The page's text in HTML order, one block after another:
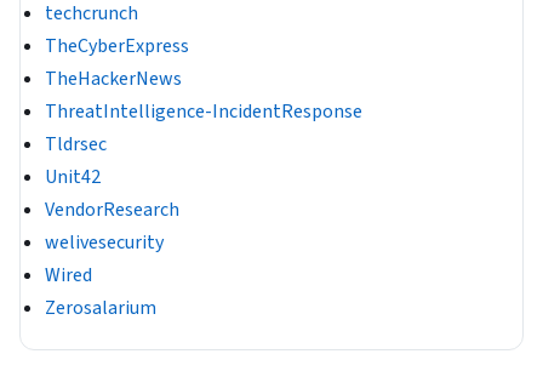
techcrunch
TheCyberExpress
TheHackerNews
ThreatIntelligence-IncidentResponse
Tldrsec
Unit42
VendorResearch
welivesecurity
Wired
Zerosalarium